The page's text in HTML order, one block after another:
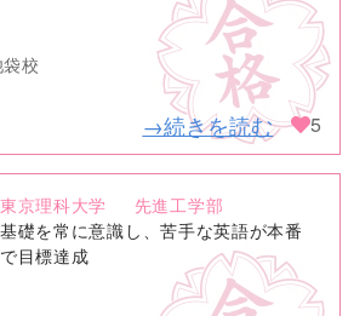
校
→続きを読む 5
東京理科大学
先進工学部
基礎を常に意識し、苦手な英語が本番
で目標達成